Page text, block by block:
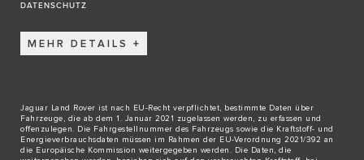
DATENSCHUTZ
MEHR DETAILS
Jaguar Land Rover ist nach EU-Recht verpflichtet, bestimmte Daten über
Fahrzeuge, die ab dem 1. Januar 2021 zugelassen werden, zu erfassen und
offenzulegen. Die Fahrgestellnummer des Fahrzeugs sowie die Kraftstoff- und
Energieverbrauchsdaten müssen im Rahmen der EU-Verordnung 2021/392 an
die Europäische Kommission weitergegeben werden. Die Daten, die